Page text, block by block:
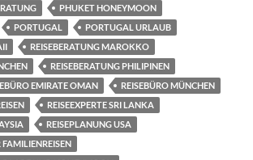
PHUKET HONEYMOON
PORTUGAL
PORTUGAL URLAUB
REISEBERATUNG MAROKKO
REISEBERATUNG PHILIPINEN
EMIRATE OMAN
REISEBÜRO MÜNCHEN
REISEEXPERTE SRI LANKA
REISEPLANUNG USA
FAMILIENREISEN